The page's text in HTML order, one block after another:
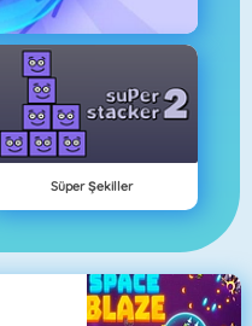
Süper Şekiller